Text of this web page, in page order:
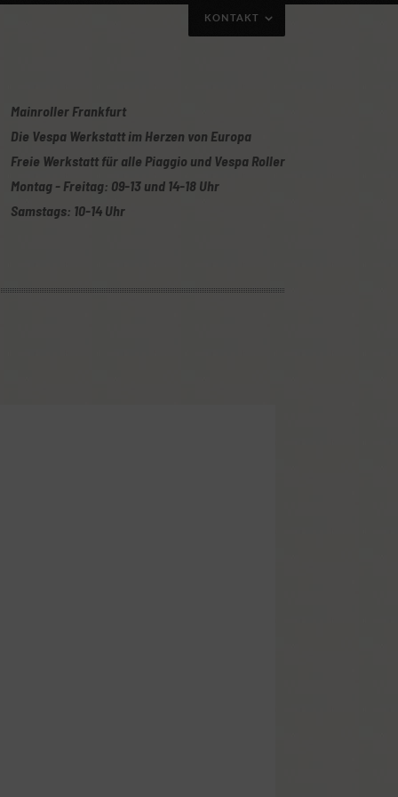
gerne per Telefon/Whatsapp mit obiger
KONTAKT
Mainroller Frankfurt
Die Vespa Werkstatt im Herzen von Europa
Freie Werkstatt für alle Piaggio und Vespa Roller
Montag - Freitag: 09-13 und 14-18 Uhr
Samstags: 10-14 Uhr